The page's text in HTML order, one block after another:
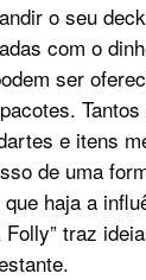
o seu
com o
ser
e itens
de uma
haja a
traz